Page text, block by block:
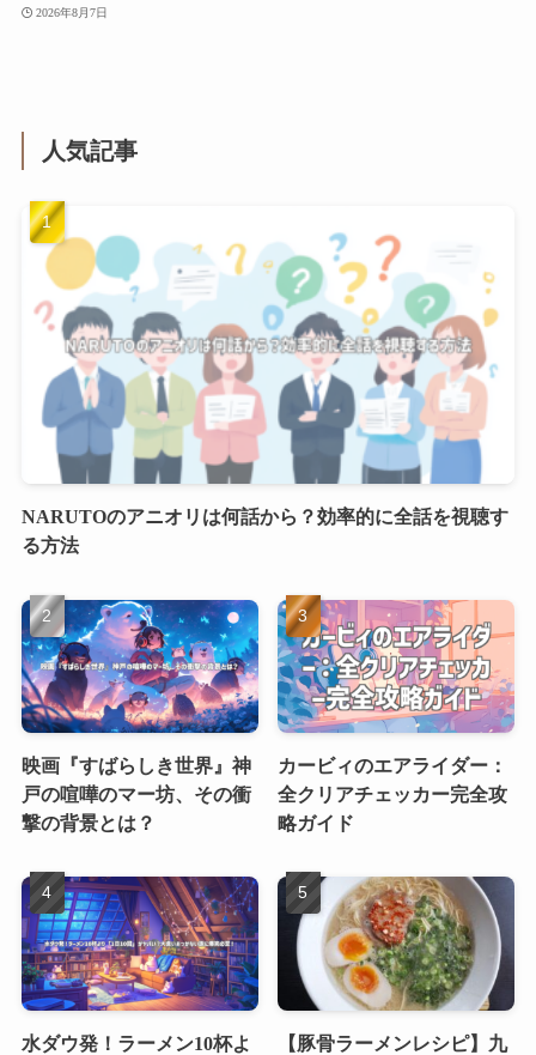
2026年8月7日
人気記事
NARUTOのアニオリは何話から？効率的に全話を視聴す
る方法
映画『すばらしき世界』神
戸の喧嘩のマー坊、その衝
撃の背景とは？
カービィのエアライダー：
全クリアチェッカー完全攻
略ガイド
水ダウ発！ラーメン10杯よ
【豚骨ラーメンレシピ】九